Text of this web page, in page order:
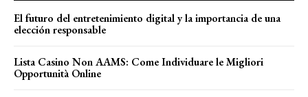
El futuro del entretenimiento digital y la importancia de una
elección responsable
Lista Casino Non AAMS: Come Individuare le Migliori
Opportunità Online